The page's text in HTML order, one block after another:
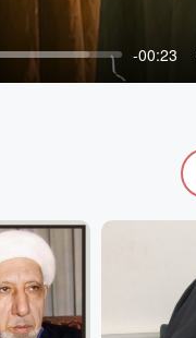
-00:23